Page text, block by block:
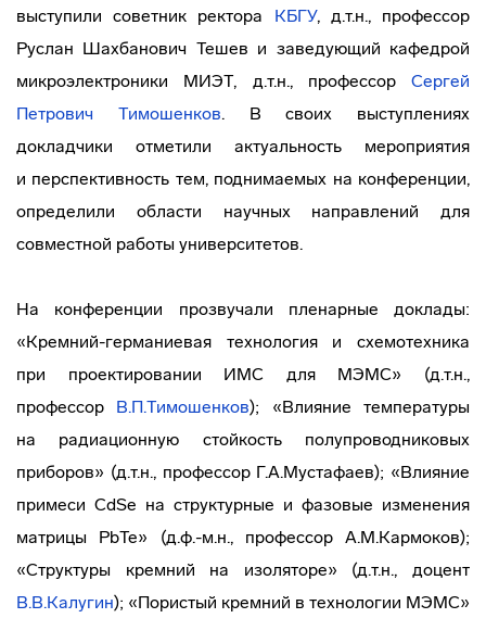
выступили советник ректора КБГУ, д.т.н., профессор
Руслан Шахбанович Тешев и заведующий кафедрой
микроэлектроники МИЭТ, д.т.н., профессор Сергей
Петрович Тимошенков. В своих выступлениях
докладчики отметили актуальность мероприятия
и перспективность тем, поднимаемых на конференции,
определили области научных направлений для
совместной работы университетов.
На конференции прозвучали пленарные доклады:
«Кремний-германиевая технология и схемотехника
при проектировании ИМС для МЭМС» (д.т.н.,
профессор В.П.Тимошенков); «Влияние температуры
на радиационную стойкость полупроводниковых
приборов» (д.т.н., профессор Г.А.Мустафаев); «Влияние
примеси CdSe на структурные и фазовые изменения
матрицы PbTe» (д.ф.-м.н., профессор А.М.Кармоков);
«Структуры кремний на изоляторе» (д.т.н., доцент
В.В.Калугин); «Пористый кремний в технологии МЭМС»